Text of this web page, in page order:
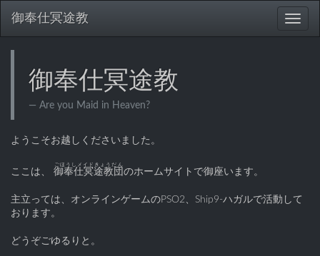
御奉仕冥途教
御奉仕冥途教
Are you Maid in Heaven?
ようこそお越しくださいました。
ここは、 御奉仕冥途教団
ごほうしメイドきょうだん
のホームサイトで御座います。
主立っては、オンラインゲームのPSO2、Ship9-ハガルで活動して
おります。
どうぞごゆるりと。